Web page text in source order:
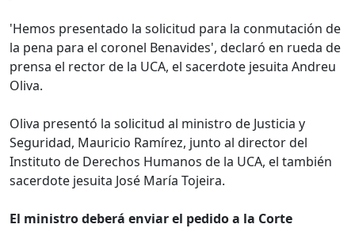
'Hemos presentado la solicitud para la conmutación de
la pena para el coronel Benavides', declaró en rueda de
prensa el rector de la UCA, el sacerdote jesuita Andreu
Oliva.
Oliva presentó la solicitud al ministro de Justicia y
Seguridad, Mauricio Ramírez, junto al director del
Instituto de Derechos Humanos de la UCA, el también
sacerdote jesuita José María Tojeira.
El ministro deberá enviar el pedido a la Corte